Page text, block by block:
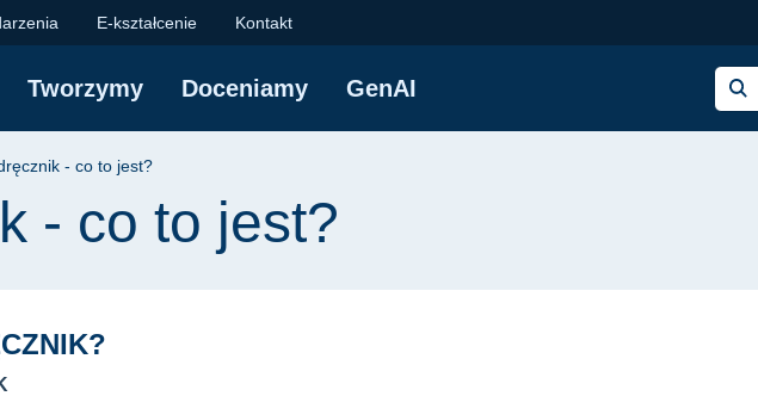
| Centrum Nowoczesnej
E-kształcenie Kontakt
Tworzymy Doceniamy GenAI
- co to jest?
- co to jest?